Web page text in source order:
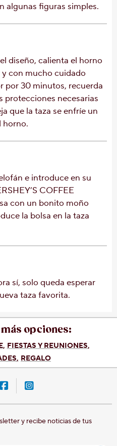
algunas figuras simples.
diseño, calienta el horno
con mucho cuidado
por 30 minutos, recuerda
protecciones necesarias
que la taza se enfríe un
horno.
e introduce en su
COFFEE
con un bonito moño
la bolsa en la taza
sí, solo queda esperar
taza favorita.
opciones:
FIESTAS Y REUNIONES
REGALO
Hershey-México
Facebook-Hershey-
Instagram-
y recibe noticias de tus